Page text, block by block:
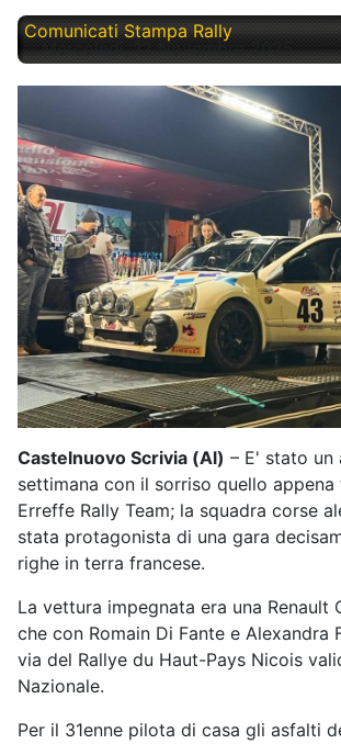
Comunicati Stampa Rally
Mercoledì, 12 Novembre 2025
Castelnuovo Scrivia (Al) – E' stato un
settimana con il sorriso quello
Erreffe Rally Team; la squadra corse
stata protagonista di una gara
righe in terra francese.
La vettura impegnata era una Renault
che con Romain Di Fante e Alexandra
via del Rallye du Haut-Pays Nicois
Nazionale.
Per il 31enne pilota di casa gli asfalti